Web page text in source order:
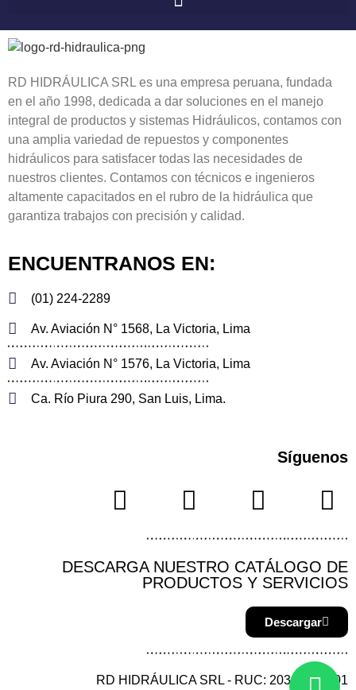
RD HIDRÁULICA SRL es una empresa peruana, fundada
en el año 1998, dedicada a dar soluciones en el manejo
integral de productos y sistemas Hidráulicos, contamos con
una amplia variedad de repuestos y componentes
hidráulicos para satisfacer todas las necesidades de
nuestros clientes. Contamos con técnicos e ingenieros
altamente capacitados en el rubro de la hidráulica que
garantiza trabajos con precisión y calidad.
ENCUENTRANOS EN:
(01) 224-2289
Av. Aviación N° 1568, La Victoria, Lima
Av. Aviación N° 1576, La Victoria, Lima
Ca. Río Piura 290, San Luis, Lima.
Síguenos
DESCARGA NUESTRO CATÁLOGO DE
PRODUCTOS Y SERVICIOS
Descargar
RD HIDRÁULICA SRL - RUC: 20387144901